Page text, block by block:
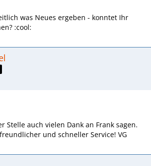
was Neues ergeben - konntet Ihr
:cool:
Stelle auch vielen Dank an Frank sagen.
und schneller Service! VG